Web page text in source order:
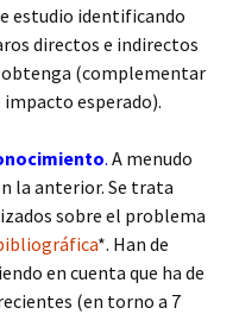
estudio identificando
directos e indirectos
(complementar
esperado).
. A menudo
la anterior. Se trata
sobre el problema
*. Han de
en cuenta que ha de
(en torno a 7